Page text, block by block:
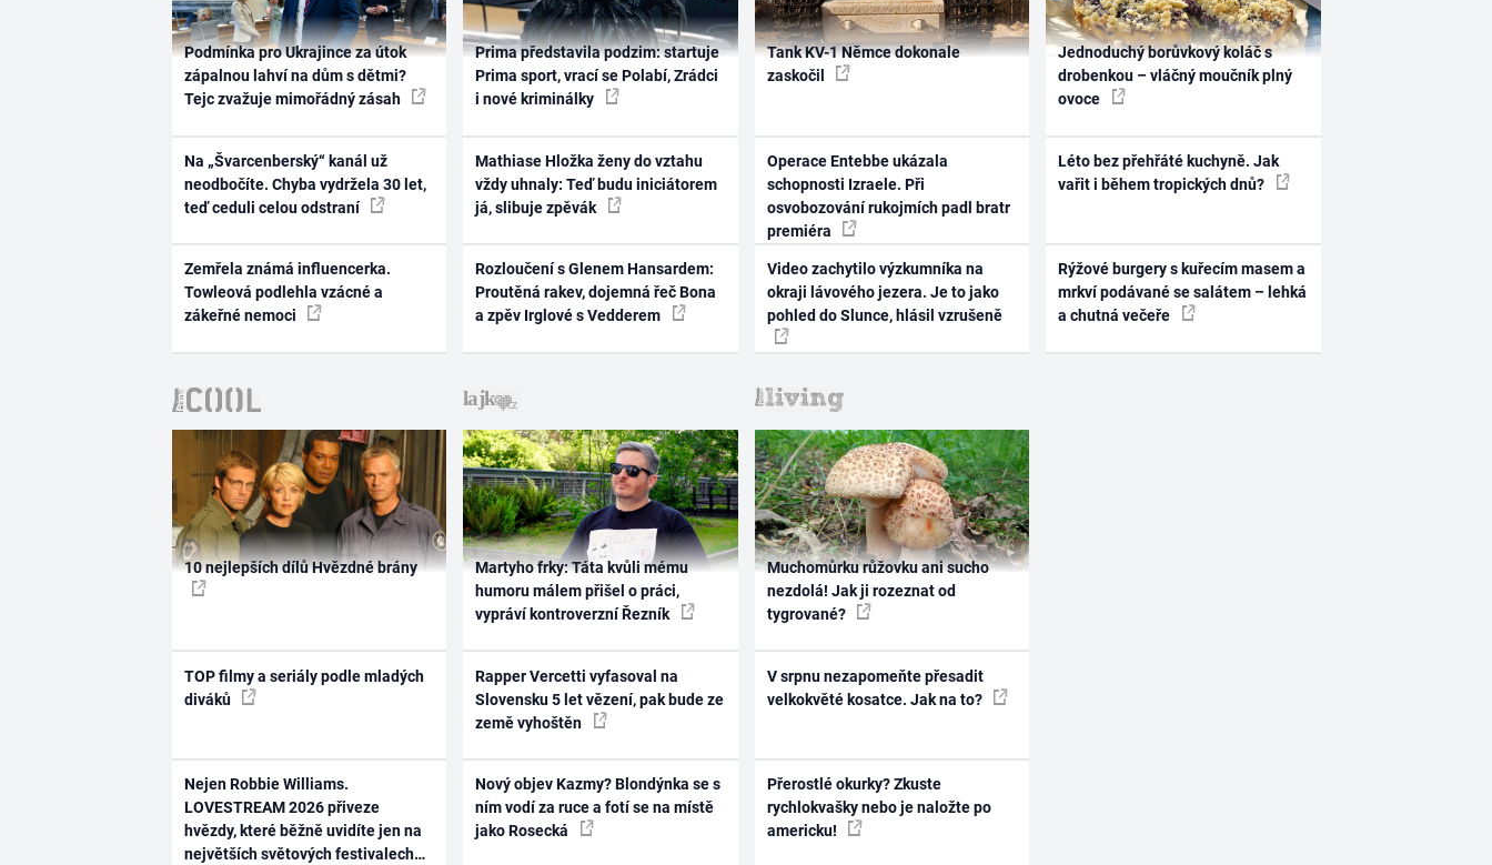
Podmínka pro Ukrajince za útok
zápalnou lahví na dům s dětmi?
Tejc zvažuje mimořádný zásah
Na „Švarcenberský“ kanál už
neodbočíte. Chyba vydržela 30 let,
teď ceduli celou odstraní
Zemřela známá influencerka.
Towleová podlehla vzácné a
zákeřné nemoci
Prima představila podzim: startuje
Prima sport, vrací se Polabí, Zrádci
i nové kriminálky
Mathiase Hložka ženy do vztahu
vždy uhnaly: Teď budu iniciátorem
já, slibuje zpěvák
Rozloučení s Glenem Hansardem:
Proutěná rakev, dojemná řeč Bona
a zpěv Irglové s Vedderem
Tank KV-1 Němce dokonale
zaskočil
Operace Entebbe ukázala
schopnosti Izraele. Při
osvobozování rukojmích padl bratr
premiéra
Video zachytilo výzkumníka na
okraji lávového jezera. Je to jako
pohled do Slunce, hlásil vzrušeně
Jednoduchý borůvkový koláč s
drobenkou – vláčný moučník plný
ovoce
Léto bez přehřáté kuchyně. Jak
vařit i během tropických dnů?
Rýžové burgery s kuřecím masem a
mrkví podávané se salátem – lehká
a chutná večeře
10 nejlepších dílů Hvězdné brány
TOP filmy a seriály podle mladých
diváků
Nejen Robbie Williams.
LOVESTREAM 2026 přiveze
hvězdy, které běžně uvidíte jen na
největších světových festivalech
Martyho frky: Táta kvůli mému
humoru málem přišel o práci,
vypráví kontroverzní Řezník
Rapper Vercetti vyfasoval na
Slovensku 5 let vězení, pak bude ze
země vyhoštěn
Nový objev Kazmy? Blondýnka se s
ním vodí za ruce a fotí se na místě
jako Rosecká
Muchomůrku růžovku ani sucho
nezdolá! Jak ji rozeznat od
tygrované?
V srpnu nezapomeňte přesadit
velkokvěté kosatce. Jak na to?
Přerostlé okurky? Zkuste
rychlokvašky nebo je naložte po
americku!